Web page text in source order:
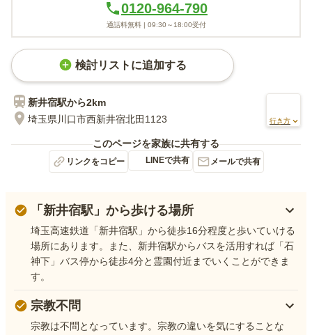
0120-964-790
通話料無料 | 09:30～18:00受付
検討リストに追加する
新井宿駅から2km
埼玉県川口市西新井宿北田1123
行き方
このページを家族に共有する
リンクをコピー LINEで共有 メールで共有
「新井宿駅」から歩ける場所
埼玉高速鉄道「新井宿駅」から徒歩16分程度と歩いていける
場所にあります。また、新井宿駅からバスを活用すれば「石
神下」バス停から徒歩4分と霊園付近までいくことができま
す。
宗教不問
宗教は不問となっています。宗教の違いを気にすることな